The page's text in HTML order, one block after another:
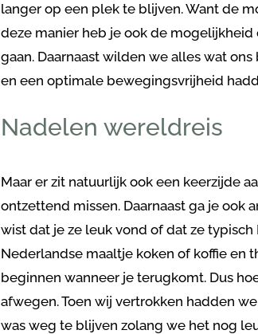
langer op een plek te blijven. Want de
deze manier heb je ook de
gaan. Daarnaast wilden we alles wat
en een optimale bewegingsvrijheid
Nadelen wereldreis
Maar er zit natuurlijk ook een keerzijde
ontzettend missen. Daarnaast ga je ook
wist dat je ze leuk vond of dat ze
Nederlandse maaltje koken of koffie en
beginnen wanneer je terugkomt. Dus
afwegen. Toen wij vertrokken hadden
was weg te blijven zolang we het nog